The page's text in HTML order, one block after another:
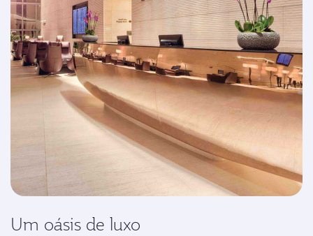
Um oásis de luxo